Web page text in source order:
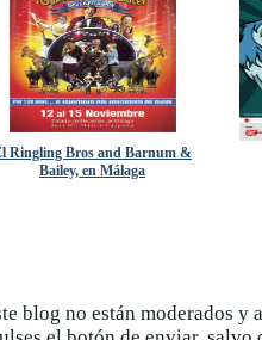
Ringling Bros and Barnum &
Bailey, en Málaga
blog no están moderados y